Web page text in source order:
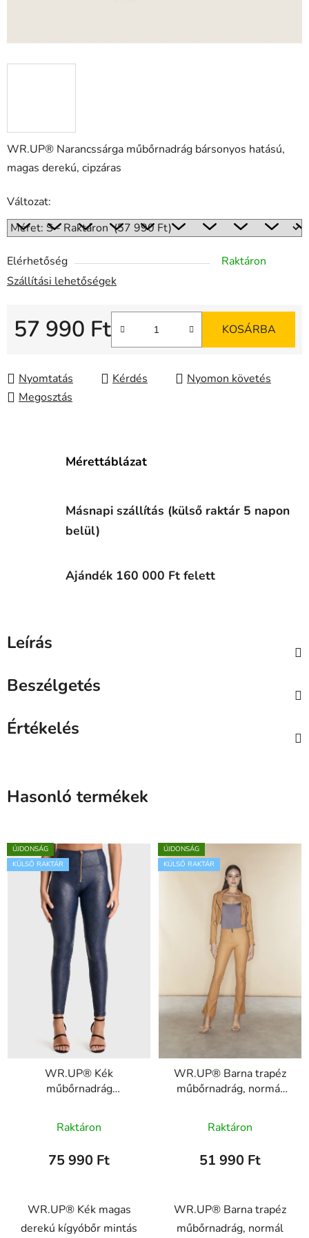
WR.UP® Narancssárga műbőrnadrág bársonyos hatású,
magas derekú, cipzáras
Változat:
Elérhetőség
Raktáron
Szállítási lehetőségek
57 990 Ft KOSÁRBA
Nyomtatás Kérdés
Nyomon követés
Megosztás
Mérettáblázat
Másnapi szállítás (külső raktár 5 napon
belül)
Ajándék 160 000 Ft felett
Leírás
Beszélgetés
Értékelés
Hasonló termékek
ÚJDONSÁG
KÜLSŐ RAKTÁR
WR.UP® Kék
műbőrnadrág
derékkal, superskinny
WRUP2HF330,
Raktáron
75 990 Ft
WR.UP® Kék magas
derekú kígyóbőr mintás
ÚJDONSÁG
KÜLSŐ RAKTÁR
WR.UP® Barna trapéz
műbőrnadrág, normál
WRUP47RF446, M107
Raktáron
51 990 Ft
WR.UP® Barna trapéz
műbőrnadrág, normál